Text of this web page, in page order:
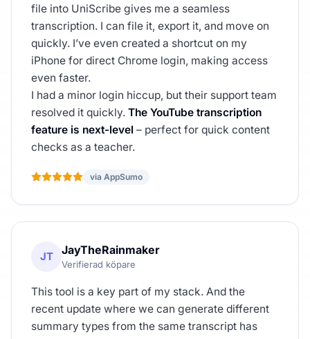
file into UniScribe gives me a seamless
transcription. I can file it, export it, and move on
quickly. I’ve even created a shortcut on my
iPhone for direct Chrome login, making access
even faster.
I had a minor login hiccup, but their support team
resolved it quickly. The YouTube transcription
feature is next-level – perfect for quick content
checks as a teacher.
via AppSumo
JT JayTheRainmaker
Verifierad köpare
This tool is a key part of my stack. And the
recent update where we can generate different
summary types from the same transcript has